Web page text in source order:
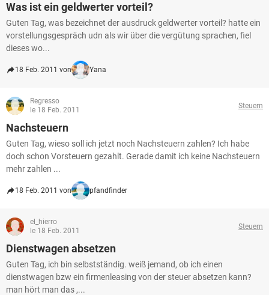
Was ist ein geldwerter vorteil?
Guten Tag, was bezeichnet der ausdruck geldwerter vorteil? hatte ein
vorstellungsgespräch udn als wir über die vergütung sprachen, fiel
dieses wo...
18 Feb. 2011 von Yana
Regresso
le 18 Feb. 2011
Steuern
Nachsteuern
Guten Tag, wieso soll ich jetzt noch Nachsteuern zahlen? Ich habe
doch schon Vorsteuern gezahlt. Gerade damit ich keine Nachsteuern
mehr zahlen ...
18 Feb. 2011 von pfandfinder
el_hierro
le 18 Feb. 2011
Steuern
Dienstwagen absetzen
Guten Tag, ich bin selbstständig. weiß jemand, ob ich einen
dienstwagen bzw ein firmenleasing von der steuer absetzen kann?
man hört man das ,...